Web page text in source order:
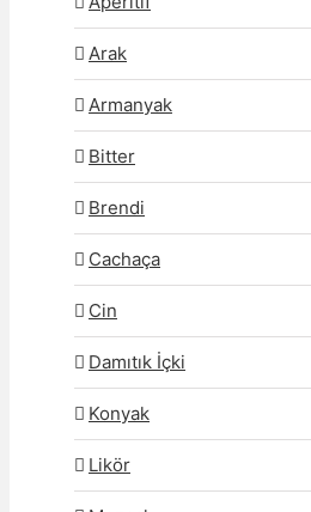
Arak
Armanyak
Bitter
Brendi
Cachaça
Cin
Damıtık İçki
Konyak
Likör